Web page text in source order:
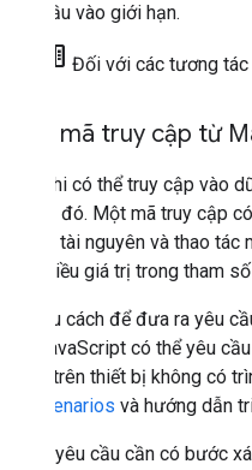
đầu vào giới hạn.
host Đối với các tương
Lấy mã truy cập từ
Trước khi có thể truy cập vào
vào API đó. Một mã truy cập
hợp các tài nguyên và thao
hoặc nhiều giá trị trong tham số
Có nhiều cách để đưa ra yêu
dụng JavaScript có thể yêu
cài đặt trên thiết bị không có
Scenarios và hướng dẫn
Một số yêu cầu cần có bước